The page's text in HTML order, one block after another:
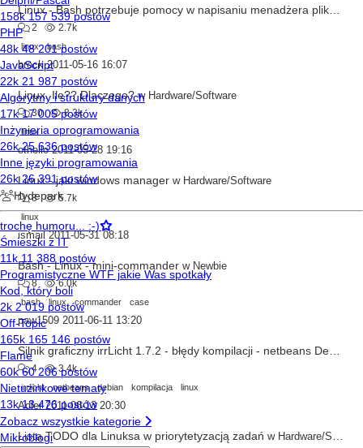
2
2.7k
linux
bash
brock 2011-05-16 16:07
Linux. Ile?? Dlaczego?w Hardware/Software
30
8.3k
linux
othello 2011-05-28 19:16
Linux - jaki windows manager w Hardware/Software
8
5.7k
linux
ismail 2011-05-31 08:18
Bash - Linux - mini-commander w Newbie
8
6.0k
bash
linux commander case
paw1509 2011-06-11 13:20
4
3.4k
irrlicht
netbeans debian kompilacja linux
Adler 2011-06-13 20:30
Lista TODO dla Linuksa w priorytetyzacją zadań w Hardware/Software